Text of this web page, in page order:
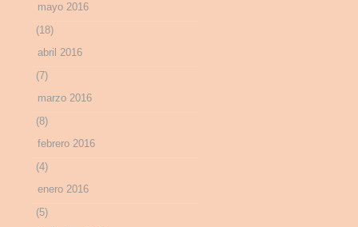
mayo 2016
(18)
abril 2016
(7)
marzo 2016
(8)
febrero 2016
(4)
enero 2016
(5)